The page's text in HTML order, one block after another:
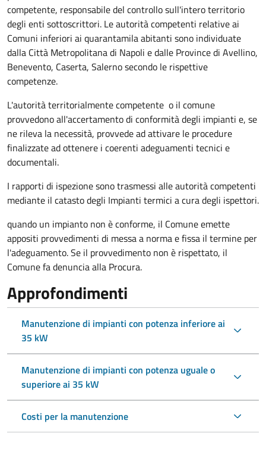
competente, responsabile del controllo sull'intero territorio
degli enti sottoscrittori. Le autorità competenti relative ai
Comuni inferiori ai quarantamila abitanti sono individuate
dalla Città Metropolitana di Napoli e dalle Province di Avellino,
Benevento, Caserta, Salerno secondo le rispettive
competenze.
L'autorità territorialmente competente o il comune
provvedono all'accertamento di conformità degli impianti e, se
ne rileva la necessità, provvede ad attivare le procedure
finalizzate ad ottenere i coerenti adeguamenti tecnici e
documentali.
I rapporti di ispezione sono trasmessi alle autorità competenti
mediante il catasto degli Impianti termici a cura degli ispettori.
quando un impianto non è conforme, il Comune emette
appositi provvedimenti di messa a norma e fissa il termine per
l'adeguamento. Se il provvedimento non è rispettato, il
Comune fa denuncia alla Procura.
Approfondimenti
Manutenzione di impianti con potenza inferiore ai
35 kW
Manutenzione di impianti con potenza uguale o
superiore ai 35 kW
Costi per la manutenzione